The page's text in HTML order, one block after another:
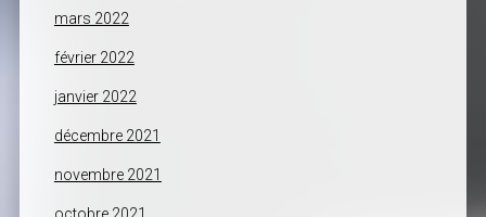
mars 2022
février 2022
janvier 2022
décembre 2021
novembre 2021